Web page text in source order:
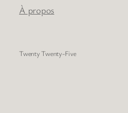
À propos
Twenty Twenty-Five